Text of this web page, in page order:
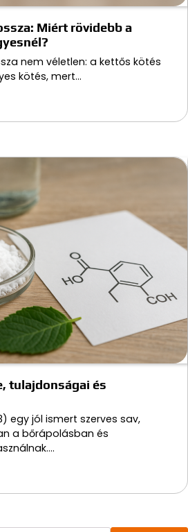
Miért rövidebb a
nem véletlen: a kettős kötés
kötés, mert…
tulajdonságai és
egy jól ismert szerves sav,
a bőrápolásban és